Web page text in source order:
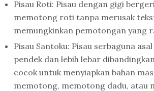
Pisau Roti: Pisau dengan gigi
memotong roti tanpa merusak
memungkinkan pemotongan yang
Pisau Santoku: Pisau serbaguna
pendek dan lebih lebar
cocok untuk menyiapkan bahan
memotong, memotong dadu, atau